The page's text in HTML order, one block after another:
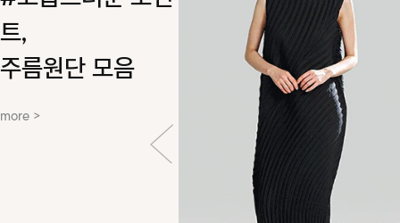
트,
주름원단 모음
more >